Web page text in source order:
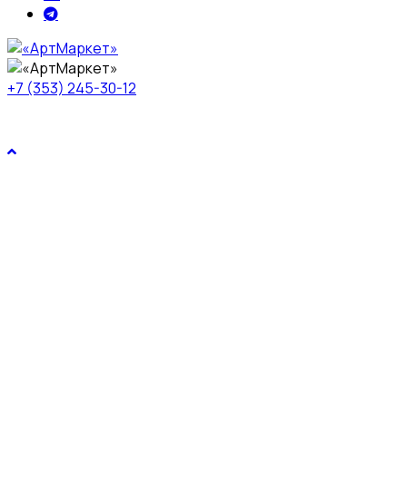
+7 (353) 245-30-12